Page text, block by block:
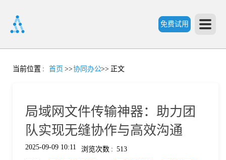
免费试用
首
当前位置 : 首页 >>协同办公>> 正文
局域网文件传输神器：助力团
队实现无缝协作与高效沟通
2025-09-09 10:11 浏览次数 : 513